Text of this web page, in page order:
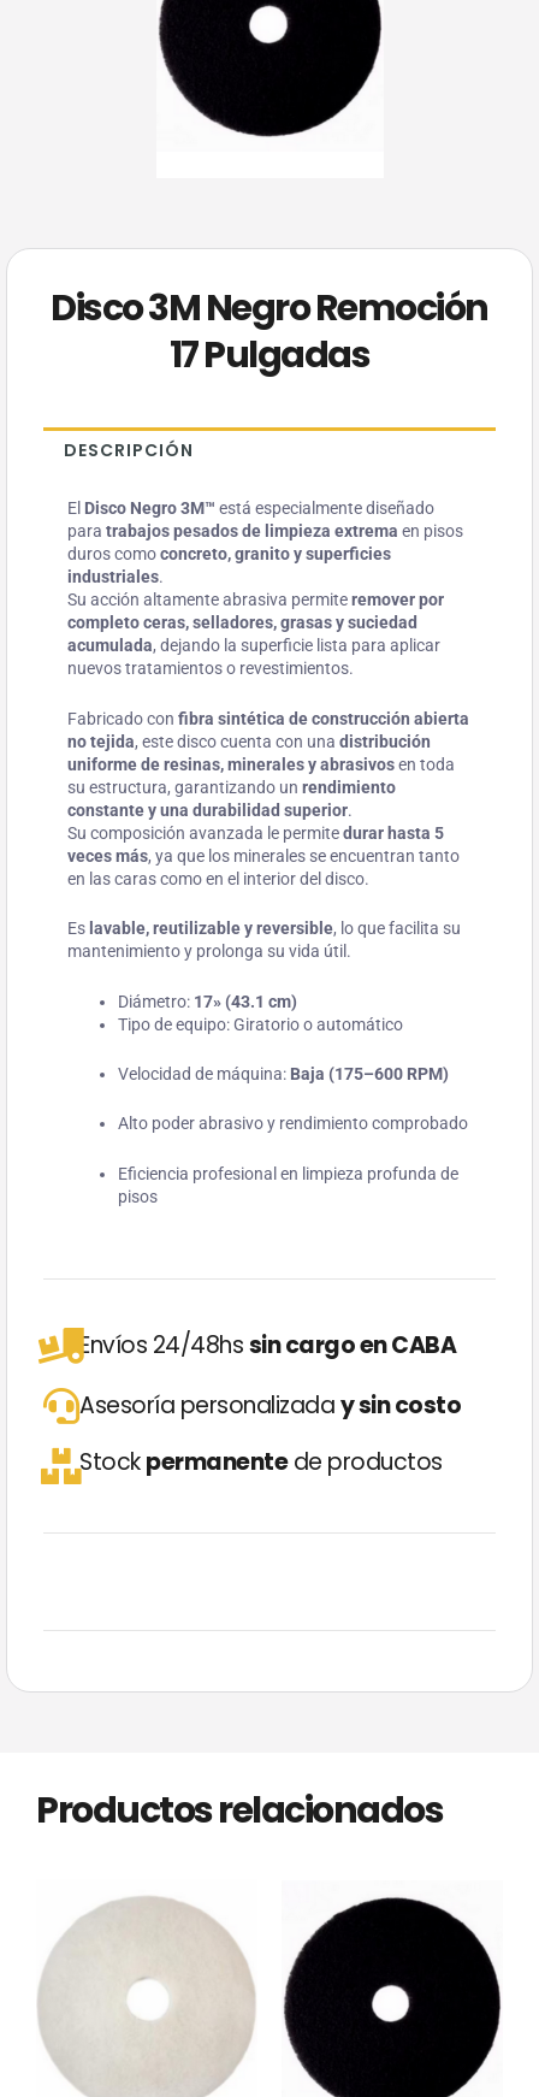
Disco 3M Negro Remoción
17 Pulgadas
DESCRIPCIÓN
El Disco Negro 3M™ está especialmente diseñado
para trabajos pesados de limpieza extrema en pisos
duros comoconcreto, granito y superficies
industriales.
Su acción altamente abrasiva permiteremover por
completo ceras, selladores, grasas y suciedad
acumulada, dejando la superficie lista para aplicar
nuevos tratamientos o revestimientos.
Fabricado con fibra sintética de construcción abierta
no tejida, este disco cuenta con una distribución
uniforme de resinas, minerales y abrasivosen toda
su estructura, garantizando un rendimiento
constante y una durabilidad superior.
Su composición avanzada le permitedurar hasta 5
veces más, ya que los minerales se encuentran tanto
en las caras como en el interior del disco.
Es lavable, reutilizable y reversible, lo que facilita su
mantenimiento y prolonga su vida útil.
Diámetro: 17» (43.1 cm)
Tipo de equipo: Giratorio o automático
Velocidad de máquina: Baja (175–600 RPM)
Alto poder abrasivo y rendimiento comprobado
Eficiencia profesional en limpieza profunda de
pisos
Envíos 24/48hssin cargo en CABA
Asesoría personalizaday sin costo
Stockpermanentede productos
Productos relacionados